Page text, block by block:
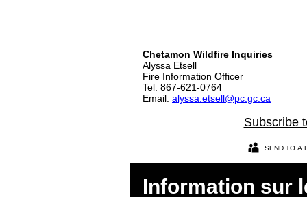
Chetamon Wildfire Inquiries
Alyssa Etsell
Fire Information Officer
Tel: 867-621-0764
Email: alyssa.etsell@pc.gc.ca
Subscribe
SEND TO A
Information sur